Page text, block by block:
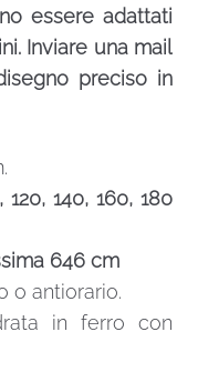
essere adattati
Inviare una mail
preciso in
120, 140, 160, 180
646 cm
o antiorario.
in ferro con